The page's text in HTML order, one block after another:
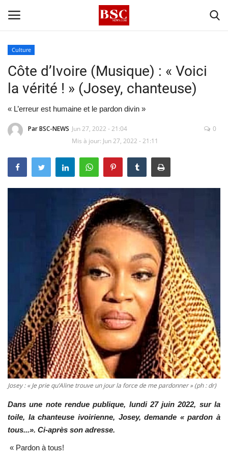
Accueil
Contact
A propos
Témoignage
Sublimes cerveaux
Sport
Autr'Actu
Culture
Côte d’Ivoire (Musique) : « Voici
la vérité ! » (Josey, chanteuse)
« L’erreur est humaine et le pardon divin »
Par BSC-NEWS Jun 27, 2022 - 21:04
Mis à jour: Jun 27, 2022 - 21:11
0
Josey : « Je prie qu’Aline trouve un jour la force de me pardonner » (ph : dr)
Dans une note rendue publique, lundi 27 juin 2022, sur la
toile, la chanteuse ivoirienne, Josey, demande « pardon à
tous...». Ci-après son adresse.
« Pardon à tous!